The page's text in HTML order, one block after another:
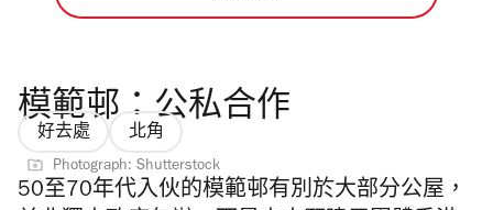
模範邨：公私合作
好去處 北角
Photograph: Shutterstock
50至70年代入伙的模範邨有別於大部分公屋，